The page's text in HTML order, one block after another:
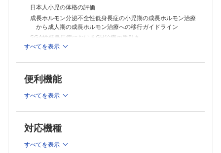
日本人小児の体格の評価
成長ホルモン分泌不全性低身長症の小児期の成長ホルモン治療
から成人期の成長ホルモン治療への移行ガイドライン
SGA性低身長症におけるGH治療の手引き
1．SGA性低身長症におけるGH治療のガイドライン
II 性分化疾患と性発達異常を伴う疾患
ターナー症候群におけるエストロゲン補充療法ガイドライン
すべてを表示
便利機能
すべてを表示
対応機種
すべてを表示